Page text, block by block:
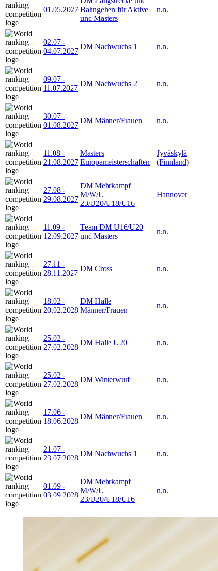
01.05.2027 Bahngehen für Aktive
und Masters
n.n.
02.07 -
04.07.2027
DM Nachwuchs 1 n.n.
09.07 -
11.07.2027
DM Nachwuchs 2 n.n.
30.07 -
01.08.2027
DM Männer/Frauen n.n.
11.08 -
21.08.2027
Masters
Europameisterschaften
Jyväskylä
(Finnland)
27.08 -
29.08.2027
DM Mehrkampf
M/W/U
23/U20/U18/U16
Hannover
11.09 -
12.09.2027
Team DM U16/U20
und Masters
n.n.
27.11 -
28.11.2027
DM Cross n.n.
18.02 -
20.02.2028
DM Halle
Männer/Frauen
n.n.
25.02 -
27.02.2028
DM Halle U20 n.n.
25.02 -
27.02.2028
DM Winterwurf n.n.
17.06 -
18.06.2028
DM Männer/Frauen n.n.
21.07 -
23.07.2028
DM Nachwuchs 1 n.n.
01.09 -
03.09.2028
DM Mehrkampf
M/W/U
23/U20/U18/U16
n.n.